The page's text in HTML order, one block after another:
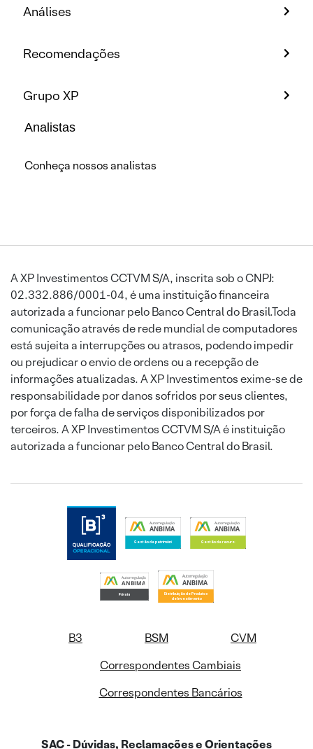
Análises
Recomendações
Grupo XP
Analistas
Conheça nossos analistas
A XP Investimentos CCTVM S/A, inscrita sob o CNPJ:
02.332.886/0001-04, é uma instituição financeira
autorizada a funcionar pelo Banco Central do Brasil.Toda
comunicação através de rede mundial de computadores
está sujeita a interrupções ou atrasos, podendo impedir
ou prejudicar o envio de ordens ou a recepção de
informações atualizadas. A XP Investimentos exime-se de
responsabilidade por danos sofridos por seus clientes,
por força de falha de serviços disponibilizados por
terceiros. A XP Investimentos CCTVM S/A é instituição
autorizada a funcionar pelo Banco Central do Brasil.
B3 BSM
CVM
Correspondentes Cambiais
Correspondentes Bancários
SAC - Dúvidas, Reclamações e Orientações